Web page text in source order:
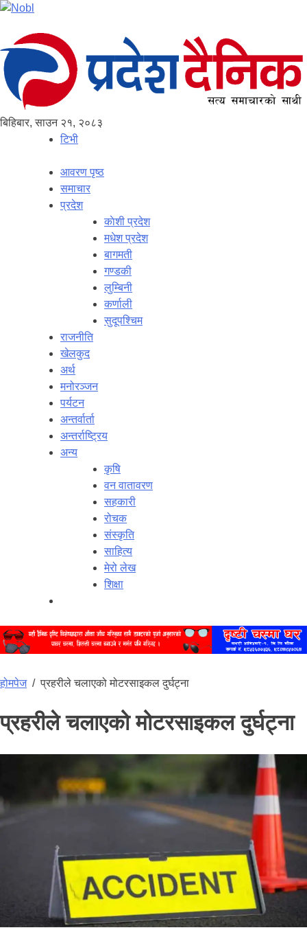
बिहिबार, साउन २१, २०८३
टिभी
आवरण पृष्‍ठ
समाचार
प्रदेश
काेशी प्रदेश
मधेश प्रदेश
बागमती
गण्डकी
लुम्बिनी
कर्णाली
सुदूपश्‍चिम
राजनीति
खेलकुद
अर्थ
मनोरञ्‍जन
पर्यटन
अन्तर्वार्ता
अन्तर्राष्‍ट्रिय
अन्य
कृषि
वन वातावरण
सहकारी
रोचक
संस्कृति
साहित्य
मेरो लेख
शिक्षा
होमपेज/प्रहरीले चलाएको मोटरसाइकल दुर्घट्ना
प्रहरीले चलाएको मोटरसाइकल दुर्घट्ना